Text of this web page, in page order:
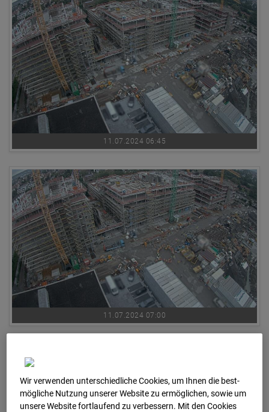
11.07.2024 06:45
11.07.2024 07:00
Wir verwenden unterschiedliche Cookies, um Ihnen die best­
mögliche Nutzung unserer Website zu ermöglichen, sowie um
unsere Website fortlaufend zu verbessern. Mit den Cookies